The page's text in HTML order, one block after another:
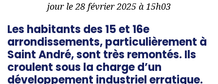
jour le 28 février 2025 à 15h03
Les habitants des 15 et 16e
arrondissements, particulièrement à
Saint André, sont très remontés. Ils
croulent sous la charge d’un
développement industriel erratique.